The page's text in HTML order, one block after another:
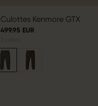
Culottes Kenmore GTX
499.95 EUR